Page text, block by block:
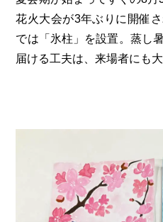
花火大会が3年ぶりに開催
では「氷柱」を設置。蒸し
届ける工夫は、来場者にも